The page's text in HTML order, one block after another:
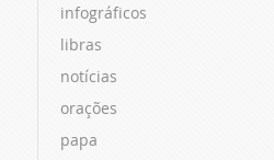
infográficos
libras
notícias
orações
papa